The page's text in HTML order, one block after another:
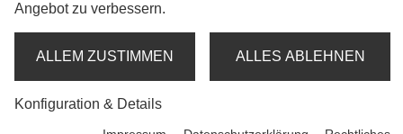
Angebot zu verbessern.
ALLEM ZUSTIMMEN ALLES ABLEHNEN
Konfiguration & Details